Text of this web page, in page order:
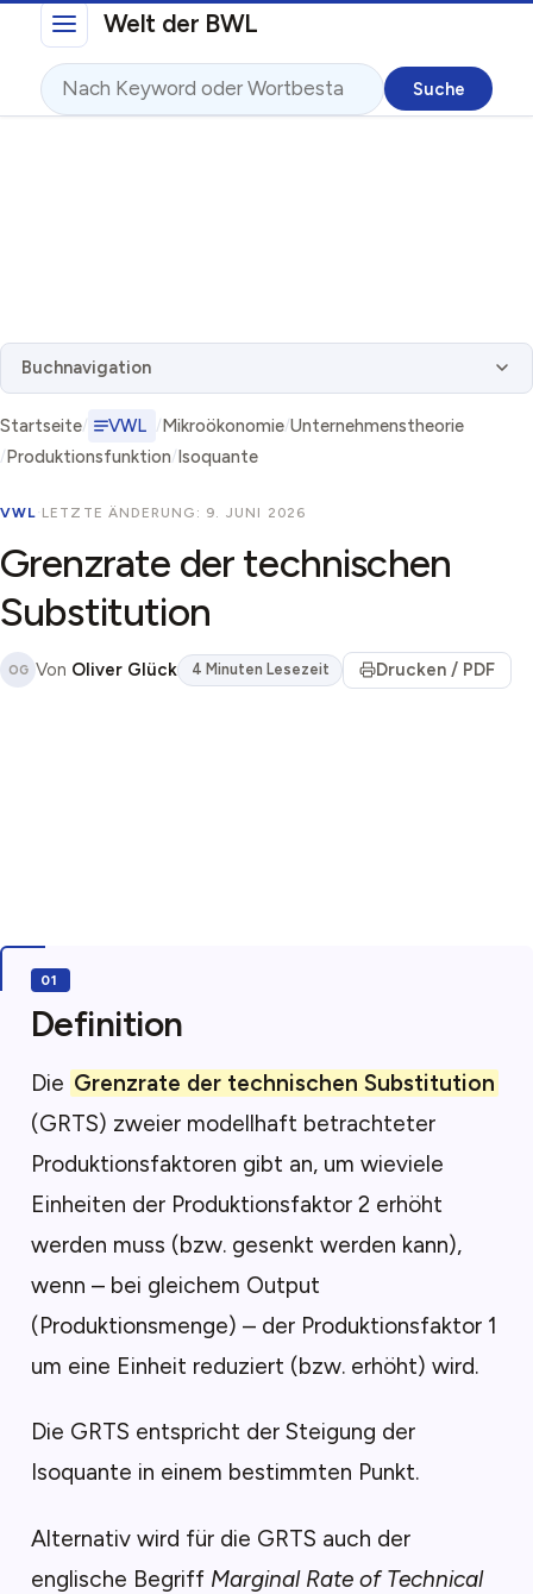
Direkt zum InhaltWelt der BWL
Suche
Buchnavigation
Startseite VWL Mikroökonomie Unternehmenstheorie
Produktionsfunktion Isoquante
VWL· LETZTE ÄNDERUNG: 9. JUNI 2026
Grenzrate der technischen
Substitution
OG Von Oliver Glück 4 Minuten Lesezeit Drucken / PDF
Definition
Die Grenzrate der technischen Substitution
(GRTS) zweier modellhaft betrachteter
Produktionsfaktoren gibt an, um wieviele
Einheiten der Produktionsfaktor 2 erhöht
werden muss (bzw. gesenkt werden kann),
wenn – bei gleichem Output
(Produktionsmenge) – der Produktionsfaktor 1
um eine Einheit reduziert (bzw. erhöht) wird.
Die GRTS entspricht der Steigung der
Isoquante in einem bestimmten Punkt.
Alternativ wird für die GRTS auch der
englische Begriff Marginal Rate of Technical